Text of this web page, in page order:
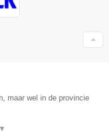
maar wel in de provincie
▼